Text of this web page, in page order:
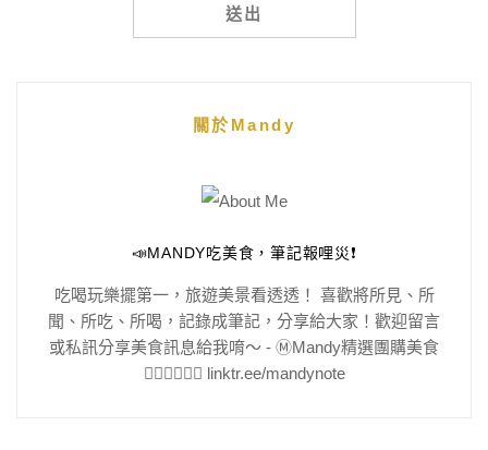
關於Mandy
📣MANDY吃美食，筆記報哩災❗️
吃喝玩樂擺第一，旅遊美景看透透！ 喜歡將所見、所
聞、所吃、所喝，記錄成筆記，分享給大家！歡迎留言
或私訊分享美食訊息給我唷～ - Ⓜ️Mandy精選團購美食
👇🏻👇🏻👇🏻 linktr.ee/mandynote